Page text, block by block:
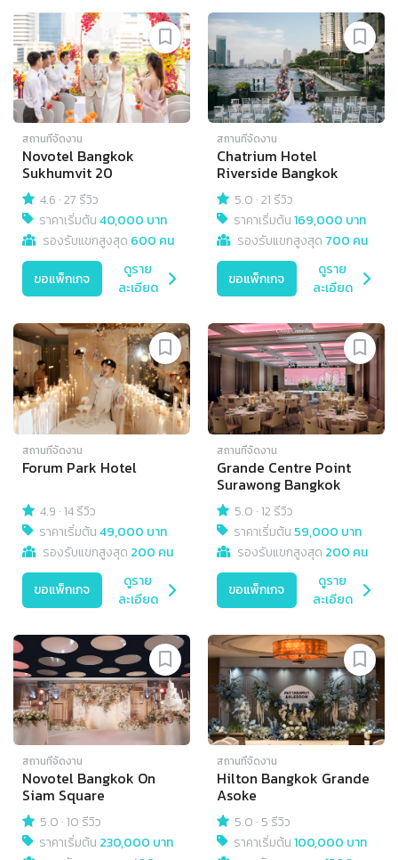
สถานที่จัดงาน
Novotel Bangkok
Sukhumvit 20
4.6 ·27 รีวิว
ราคาเริ่มต้น40,000 บาท
รองรับแขกสูงสุด 600 คน
ขอแพ็กเกจ
ดูราย
ละเอียด
สถานที่จัดงาน
Chatrium Hotel
Riverside Bangkok
5.0 ·21 รีวิว
ราคาเริ่มต้น169,000 บาท
รองรับแขกสูงสุด 700 คน
ขอแพ็กเกจ
ดูราย
ละเอียด
สถานที่จัดงาน
Forum Park Hotel
4.9 ·14 รีวิว
ราคาเริ่มต้น49,000 บาท
รองรับแขกสูงสุด 200 คน
ขอแพ็กเกจ
ดูราย
ละเอียด
สถานที่จัดงาน
Grande Centre Point
Surawong Bangkok
5.0 ·12 รีวิว
ราคาเริ่มต้น 59,000 บาท
รองรับแขกสูงสุด 200 คน
ขอแพ็กเกจ
ดูราย
ละเอียด
สถานที่จัดงาน
Novotel Bangkok On
Siam Square
5.0 ·10 รีวิว
ราคาเริ่มต้น 230,000 บาท
สถานที่จัดงาน
Hilton Bangkok Grande
Asoke
5.0 · 5 รีวิว
ราคาเริ่มต้น100,000 บาท